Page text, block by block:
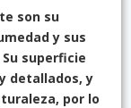
son su
y sus
superficie
detallados, y
por lo